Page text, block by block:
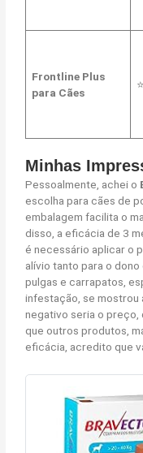
Frontline Plus
para Cães
Minhas
Pessoalmente, achei o
escolha para cães de
embalagem facilita o
disso, a eficácia de 3
é necessário aplicar o
alívio tanto para o
pulgas e carrapatos,
infestação, se mostrou
negativo seria o preço,
que outros produtos,
eficácia, acredito que